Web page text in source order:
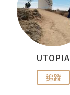
UTOPIA
追蹤